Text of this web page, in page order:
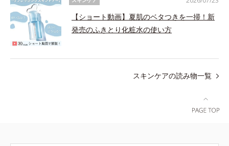
【ショート動画】夏肌のベタつきを一掃！新
発売のふきとり化粧水の使い方
スキンケアの読み物一覧